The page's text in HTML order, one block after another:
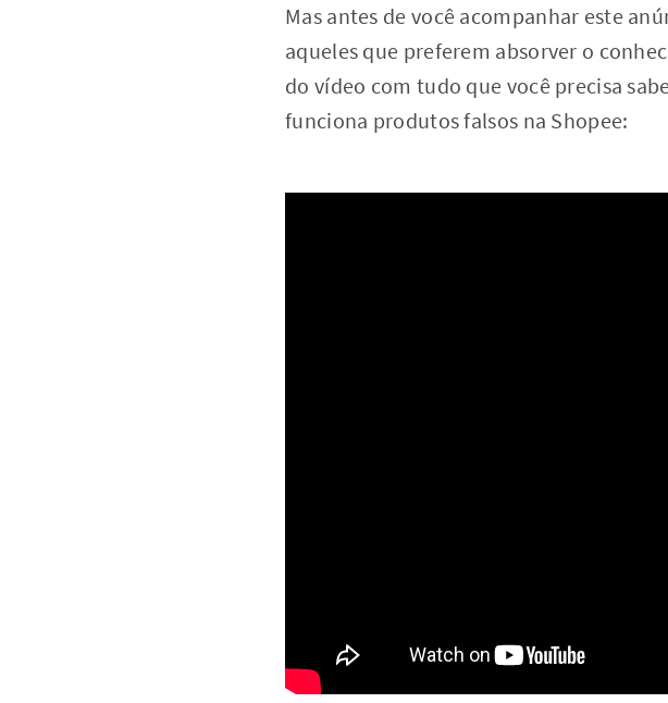
Mas antes de você acompanhar este
aqueles que preferem absorver o
do vídeo com tudo que você precisa
funciona produtos falsos na Shopee: